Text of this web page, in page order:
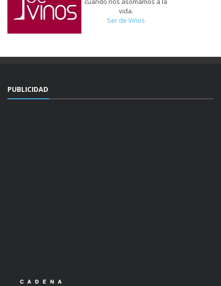
cuando nos asomamos a la
vida.
Ser de Vinos
PUBLICIDAD